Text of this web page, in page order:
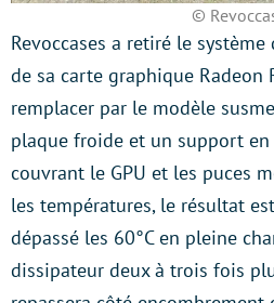
©
Revoccases a retiré le
de sa carte graphique Radeon
remplacer par le modèle
plaque froide et un support
couvrant le GPU et les puces
les températures, le résultat
dépassé les 60°C en pleine
dissipateur deux à trois fois